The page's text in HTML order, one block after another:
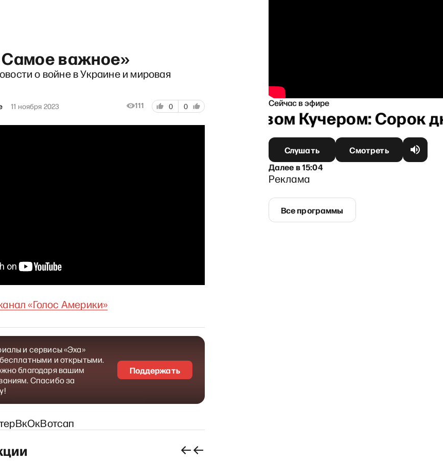
Самое важное»
о войне в Украине и мировая
11 ноября 2023 111 0 0
«Голос Америки»
и сервисы «Эха»
и открытыми.
благодаря вашим
Спасибо за
Поддержать
ВкОкВотсап
Сейчас в эфире
сказать. Ларина» со Станиславом Кучером: Сорок
Слушать
Смотреть
Далеев15:04
Реклама
Все программы